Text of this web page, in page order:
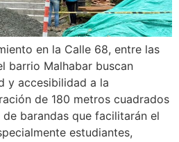
en la Calle 68, entre las
barrio Malhabar buscan
y accesibilidad a la
de 180 metros cuadrados
barandas que facilitarán el
estudiantes,